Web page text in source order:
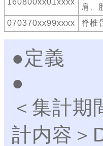
肩、
070370xx99xxxx
脊椎
●定義
＜集計
計内容＞